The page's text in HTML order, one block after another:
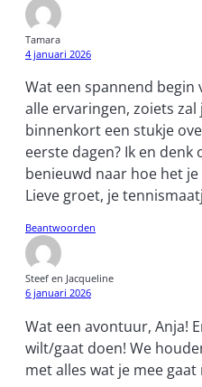
Tamara
4 januari 2026
Wat een spannend begin
alle ervaringen, zoiets
binnenkort een stukje
eerste dagen? Ik en
benieuwd naar hoe het
Lieve groet, je
Beantwoorden
Steef en Jacqueline
6 januari 2026
Wat een avontuur, Anja!
wilt/gaat doen! We
met alles wat je mee gaat